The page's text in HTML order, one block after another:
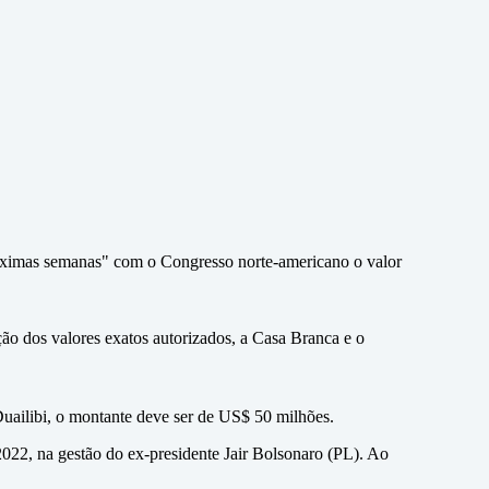
semanas" com o Congresso norte-americano o valor
dos valores exatos autorizados, a Casa Branca e o
o montante deve ser de US$ 50 milhões.
na gestão do ex-presidente Jair Bolsonaro (PL). Ao